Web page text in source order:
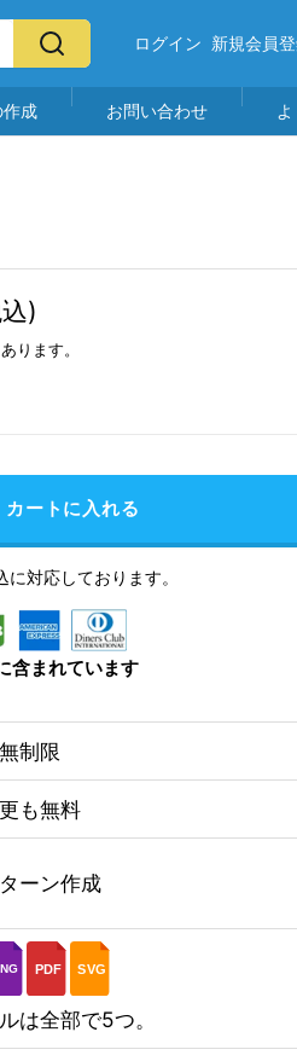
ログイン 新規会員
成 お問い合わせ
)
ります。
カートに入れる
対応しております。
含まれています
制限
も無料
ーン作成
PDF SVG
は全部で5つ。